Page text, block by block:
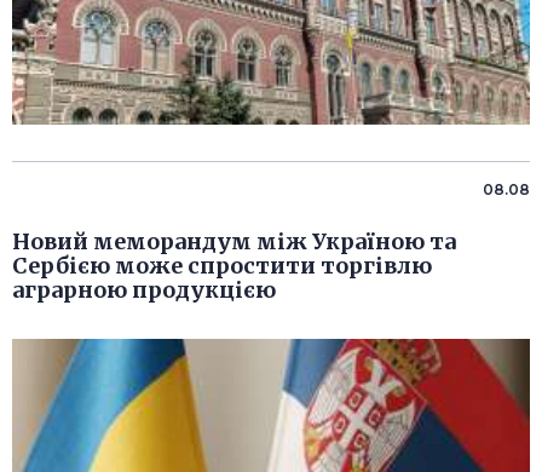
08.08
Новий меморандум між Україною та
Сербією може спростити торгівлю
аграрною продукцією